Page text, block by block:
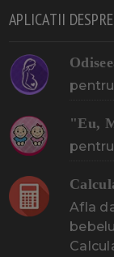
APLICATII
"Eu,
Afla